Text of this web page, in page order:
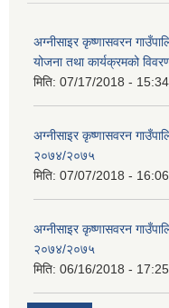
अग्नीसाइर कृष्णासवरन
योजना तथा कार्यक्रमको
मिति: 07/17/2018 - 15:34
अग्नीसाइर कृष्णासवरन
२०७४/२०७५
मिति: 07/07/2018 - 16:06
अग्नीसाइर कृष्णासवरन
२०७४/२०७५
मिति: 06/16/2018 - 17:25